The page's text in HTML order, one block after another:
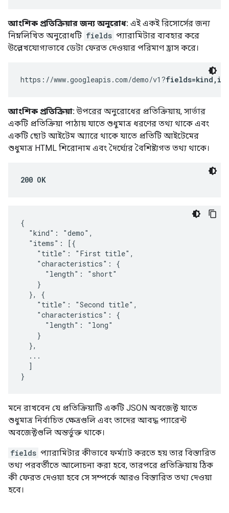
আংশিক প্রতিক্রিয়ার জন্য অনুরোধ: এই একই রিসোর্সের জন্য
নিম্নলিখিত অনুরোধটি fields প্যারামিটার ব্যবহার করে
উল্লেখযোগ্যভাবে ডেটা ফেরত দেওয়ার পরিমাণ হ্রাস করে।
https://www.googleapis.com/demo/v1?
আংশিক প্রতিক্রিয়া:উপরের অনুরোধের প্রতিক্রিয়ায়, সার্ভার
একটি প্রতিক্রিয়া পাঠায় যাতে শুধুমাত্র ধরণের তথ্য থাকে এবং
একটি ছোট আইটেম অ্যারে থাকে যাতে প্রতিটি আইটেমের
শুধুমাত্র HTML শিরোনাম এবং দৈর্ঘ্যের বৈশিষ্ট্যগত তথ্য থাকে।
200 OK
{
  "kind": "demo",
  "items": [{
    "title": "First title",
    "characteristics": {
      "length": "short"
    }
  }, {
    "title": "Second title",
    "characteristics": {
      "length": "long"
    }
  },
  ...
  ]
}
মনে রাখবেন যে প্রতিক্রিয়াটি একটি JSON অবজেক্ট যাতে
শুধুমাত্র নির্বাচিত ক্ষেত্রগুলি এবং তাদের আবদ্ধ প্যারেন্ট
অবজেক্টগুলি অন্তর্ভুক্ত থাকে।
fields প্যারামিটার কীভাবে ফর্ম্যাট করতে হয় তার বিস্তারিত
তথ্য পরবর্তীতে আলোচনা করা হবে, তারপরে প্রতিক্রিয়ায় ঠিক
কী ফেরত দেওয়া হবে সে সম্পর্কে আরও বিস্তারিত তথ্য দেওয়া
হবে।